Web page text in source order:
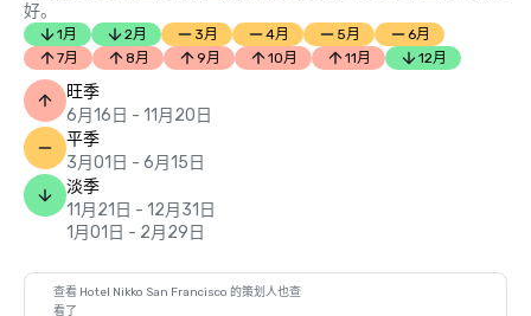
好。
1月 2月 3月 4月 5月
6月
7月
8月 9月 10月 11月 12月
旺季
6月16日 - 11月20日
平季
3月01日 - 6月15日
淡季
11月21日 - 12月31日
1月01日 - 2月29日
查看 Hotel Nikko San Francisco 的策划人也查
看了